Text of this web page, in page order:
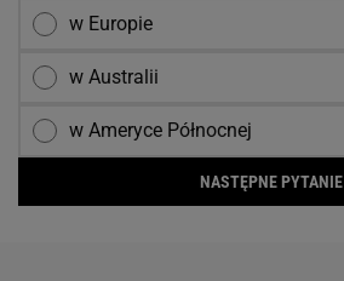
w Europie
w Australii
w Ameryce Północnej
NASTĘPNE PYTANIE